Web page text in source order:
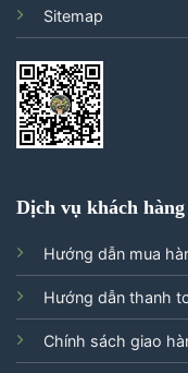
Sitemap
Dịch vụ khách hàng
Hướng dẫn mua
Hướng dẫn thanh
Chính sách giao